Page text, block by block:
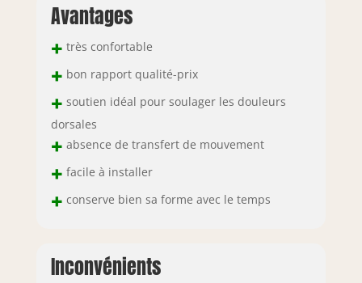
Avantages
+ très confortable
+ bon rapport qualité-prix
+ soutien idéal pour soulager les douleurs
dorsales
+ absence de transfert de mouvement
+ facile à installer
+ conserve bien sa forme avec le temps
Inconvénients